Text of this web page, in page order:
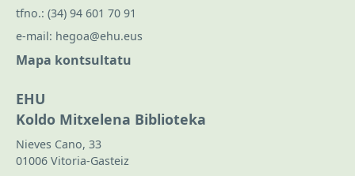
tfno.: (34) 94 601 70 91
e-mail: hegoa@ehu.eus
Mapa kontsultatu
EHU
Koldo Mitxelena Biblioteka
Nieves Cano, 33
01006 Vitoria-Gasteiz